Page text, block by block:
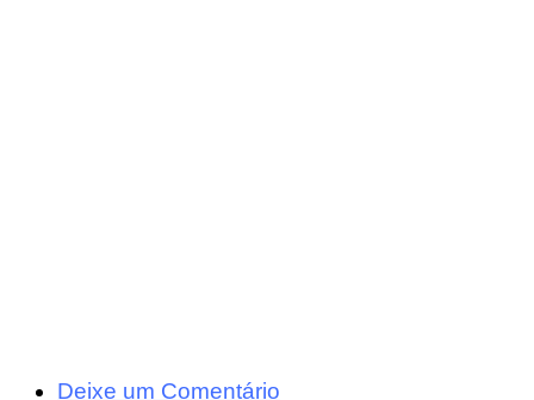
Deixe um Comentário